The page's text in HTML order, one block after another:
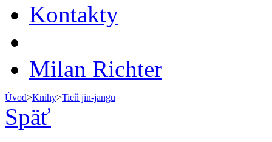
Kontakty
Milan Richter
Úvod>Knihy>Tieň jin-jangu
Späť